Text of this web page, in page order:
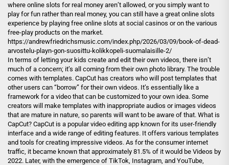
where online slots for real money aren’t allowed, or you simply want to
play for fun rather than real money, you can still have a great online slots
experience by playing free online slots at social casinos or on the various
free-play products on the market.
https://andrewfriedrichsmusic.com/index.php/2026/03/09/book-of-dead-
arvostelu-playn-gon-suosittu-kolikkopeli-suomalaisille-2/
In terms of letting your kids create and edit their own videos, there isn’t
much of a concern; it’s all coming from their own photo library. The trouble
comes with templates. CapCut has creators who will post templates that
other users can “borrow” for their own videos. It’s essentially like a
framework for a video that can be customized to your own idea. Some
creators will make templates with inappropriate audios or images videos
that are mature in nature, so parents will want to be aware of that. What is
CapCut? CapCut is a popular video editing app known for its user-friendly
interface and a wide range of editing features. It offers various templates
and tools for creating impressive videos. As for the consumer internet
traffic, it became known that approximately 81.5% of it would be Videos by
2022. Later, with the emergence of TikTok, Instagram, and YouTube,